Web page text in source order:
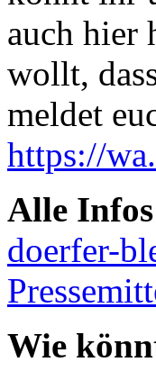
auch hier
wollt,
meldet
https://
Alle
doerfer-
Wie